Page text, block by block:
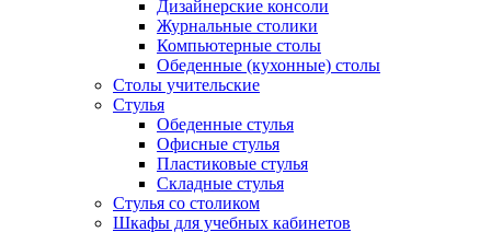
Дизайнерские консоли
Журнальные столики
Компьютерные столы
Обеденные (кухонные) столы
Столы учительские
Стулья
Обеденные стулья
Офисные стулья
Пластиковые стулья
Складные стулья
Стулья со столиком
Шкафы для учебных кабинетов